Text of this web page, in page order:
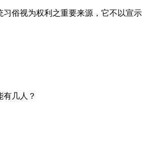
俗视为权利之重要来源，它不以宣示
几人？